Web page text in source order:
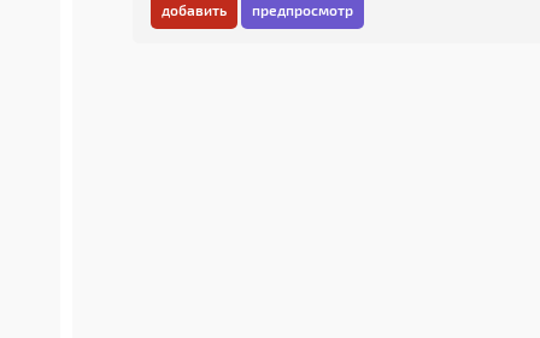
добавить предпросмотр